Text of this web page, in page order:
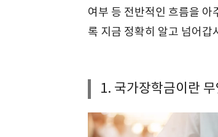
여부 등 전반적인 흐름을
록 지금 정확히 알고 넘어갑
1. 국가장학금이란